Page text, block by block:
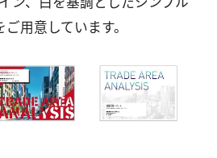
用意しています。